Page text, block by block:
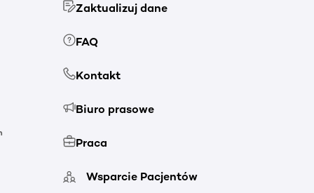
Zaktualizuj dane
FAQ
Kontakt
Biuro prasowe
Praca
Wsparcie Pacjentów